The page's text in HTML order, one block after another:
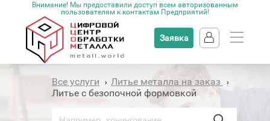
Внимание! Мы предоставили доступ всем авторизованным
пользователям к контактам Предприятий!
Заявка
Все услуги ›Литье металла на заказ ›
Литье с безопочной формовкой